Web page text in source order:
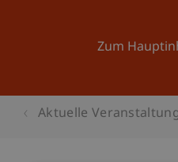
Zum
Aktuelle